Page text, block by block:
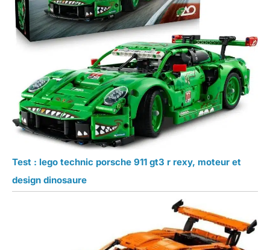
Test : lego technic porsche 911 gt3 r rexy, moteur et
design dinosaure